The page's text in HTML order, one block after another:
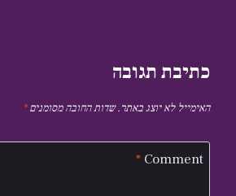
כתיבת תגובה
האימייל לא יוצג באתר. שדות החובה מסומנים*
Comment
*